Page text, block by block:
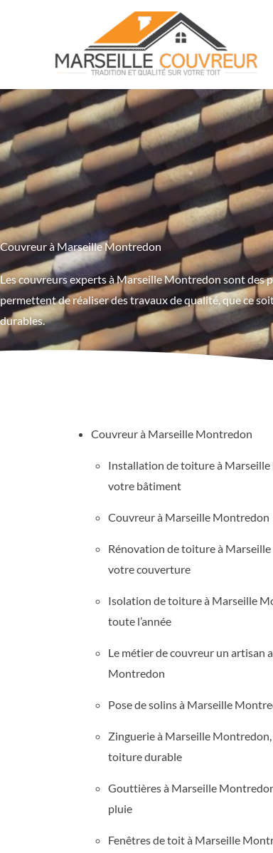
Couvreur à Marseille Montredon
Les couvreurs experts à Marseille Montredon sont des
permettent de réaliser des travaux de qualité, que ce
durables.
Couvreur à Marseille Montredon
Installation de toiture à
votre bâtiment
Couvreur à Marseille Montredon
Rénovation de toiture à
votre couverture
Isolation de toiture à Marseille
toute l’année
Le métier de couvreur un artisan
Montredon
Pose de solins à Marseille
Zinguerie à Marseille
toiture durable
Gouttières à Marseille
pluie
Fenêtres de toit à Marseille